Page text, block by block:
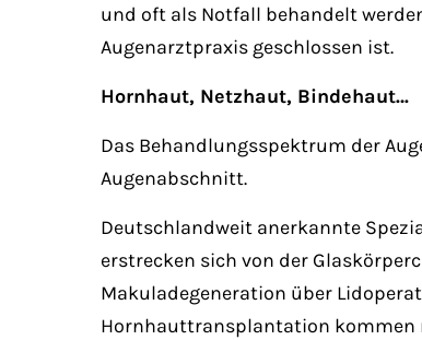
und oft als Notfall behandelt
Augenarztpraxis geschlossen ist.
Hornhaut, Netzhaut, Bindehaut…
Das Behandlungsspektrum der
Augenabschnitt.
Deutschlandweit anerkannte
erstrecken sich von der
Makuladegeneration über
Hornhauttransplantation kommen